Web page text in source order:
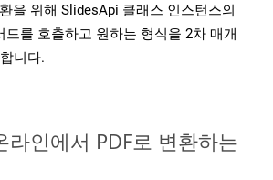
을 위해 SlidesApi 클래스 인스턴스의
드를 호출하고 원하는 형식을 2차 매개
니다.
라인에서 PDF로 변환하는